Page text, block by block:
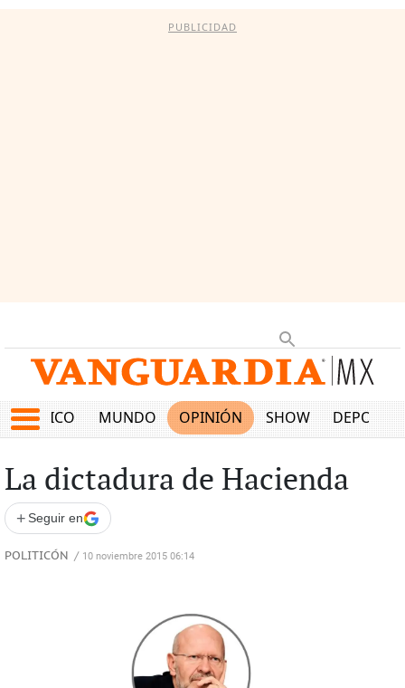
PUBLICIDAD
MÉXICO MUNDO OPINIÓN SHOW
La dictadura de Hacienda
+ Seguir en
POLITICÓN / 10 noviembre 2015 06:14